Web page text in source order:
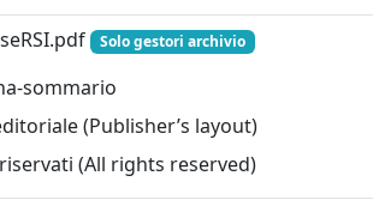
Solo gestori archivio
sommario
(Publisher’s layout)
(All rights reserved)